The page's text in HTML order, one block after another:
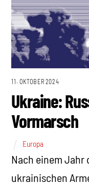
11. OKTOBER 2024
Ukraine:
Vormarsch
Europa
Nach einem Jahr
ukrainischen